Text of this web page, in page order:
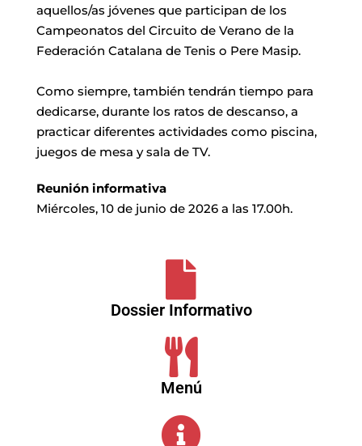
aquellos/as jóvenes que participan de los
Campeonatos del Circuito de Verano de la
Federación Catalana de Tenis o Pere Masip.
Como siempre, también tendrán tiempo para
dedicarse, durante los ratos de descanso, a
practicar diferentes actividades como piscina,
juegos de mesa y sala de TV.
Reunión informativa
Miércoles, 10 de junio de 2026 a las 17.00h.
Dossier Informativo
Menú